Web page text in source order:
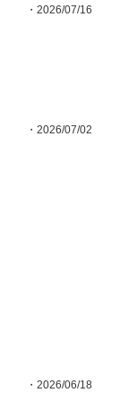
・2026/07/16
・2026/07/02
・2026/06/18